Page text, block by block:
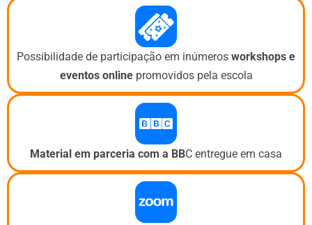
Possibilidade de participação em inúmeros workshops e
eventos online promovidos pela escola
Material em parceria com a BBC entregue em casa